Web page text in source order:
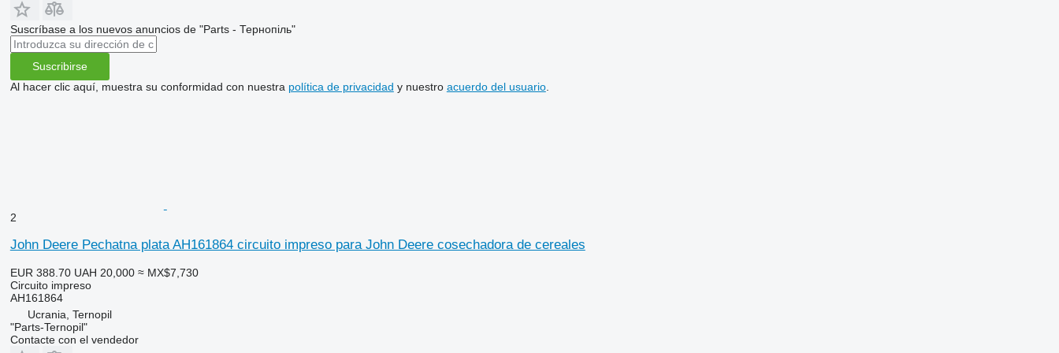
Suscríbase a los nuevos anuncios de "Parts - Тернопіль"
Suscribirse
Al hacer clic aquí, muestra su conformidad con nuestra política de privacidad y nuestro acuerdo del usuario.
2
John Deere Pechatna plata AH161864 circuito impreso para John Deere cosechadora de cereales
EUR 388.70 UAH 20,000 ≈ MX$7,730
Circuito impreso
AH161864
Ucrania, Ternopil
"Parts-Ternopil"
Contacte con el vendedor